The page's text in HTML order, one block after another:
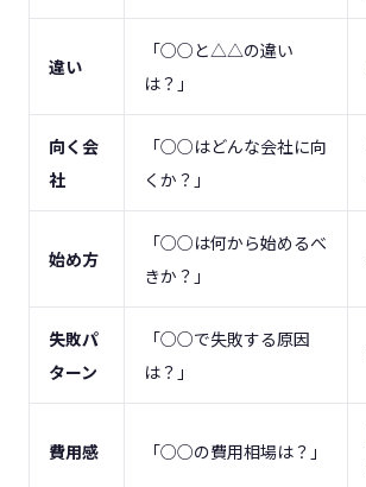
違い
「○○と△△の違い
は？」
向く会
社
「○○はどんな会社に向
くか？」
始め方
「○○は何から始めるべ
きか？」
失敗パ
ターン
「○○で失敗する原因
は？」
費用感 「○○の費用相場は？」